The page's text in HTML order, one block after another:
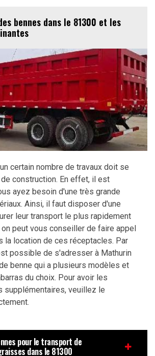
bennes dans le 81300 et les
certain nombre de travaux doit se
construction. En effet, il est
ayez besoin d'une très grande
Ainsi, il faut disposer d'une
leur transport le plus rapidement
peut vous conseiller de faire appel
la location de ces réceptacles. Par
possible de s'adresser à Mathurin
benne qui a plusieurs modèles et
du choix. Pour avoir les
supplémentaires, veuillez le
pour le transport de
dans le 81300